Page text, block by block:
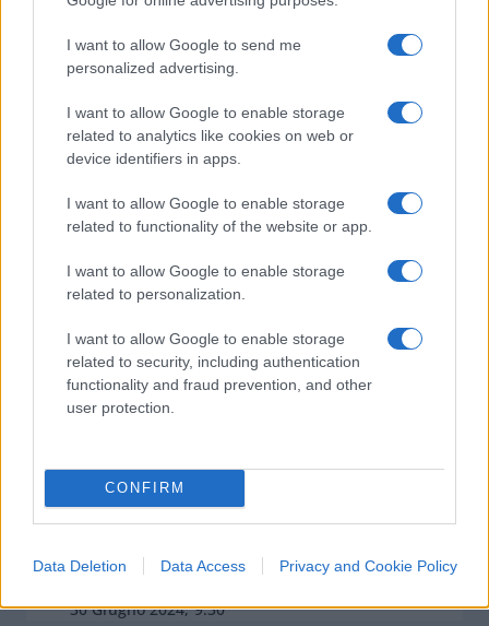
I want to allow Google to send me
personalized advertising.
I want to allow Google to enable storage
related to analytics like cookies on web or
device identifiers in apps.
I want to allow Google to enable storage
related to functionality of the website or app.
I want to allow Google to enable storage
related to personalization.
I want to allow Google to enable storage
related to security, including authentication
functionality and fraud prevention, and other
user protection.
CONFIRM
Data Deletion Data Access Privacy and Cookie Policy
Il macronismo è morto
diFrancesco Teodori
1 Luglio 2024, 8:34
Elezioni, Francia al voto. Le Pen
sogna: cosa dicono i sondaggi
30 Giugno 2024, 9:30